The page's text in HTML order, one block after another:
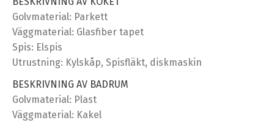
Golvmaterial: Parkett
Väggmaterial: Glasfiber tapet
Spis: Elspis
Utrustning: Kylskåp, Spisfläkt, diskmaskin
BESKRIVNING AV BADRUM
Golvmaterial: Plast
Väggmaterial: Kakel